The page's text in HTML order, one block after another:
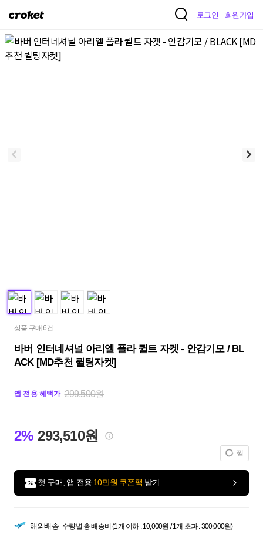
크
켓
로그인 회원가입
상품 구매 6건
바버 인터네셔널 아리엘 폴라 퀼트 자켓 - 안감기모 / BL
ACK [MD추천 퀼팅자켓]
앱 전용 혜택가 299,500원
2% 293,510원
찜
첫 구매, 앱 전용 10만원 쿠폰팩 받기
해외배송 수량별 총 배송비 (1개 이하 : 10,000원 / 1개 초과 : 300,000원)